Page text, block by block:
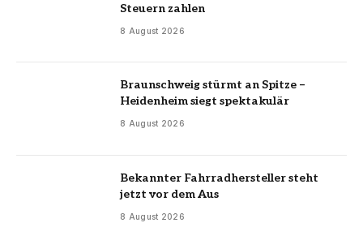
Steuern zahlen
8 August 2026
Braunschweig stürmt an Spitze –
Heidenheim siegt spektakulär
8 August 2026
Bekannter Fahrradhersteller steht
jetzt vor dem Aus
8 August 2026